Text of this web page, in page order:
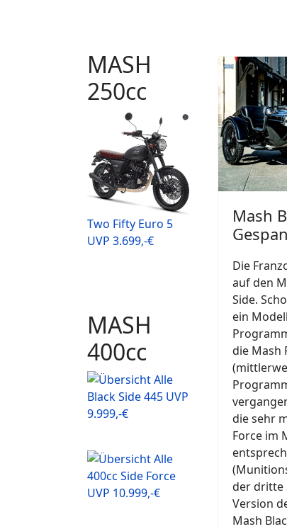
MASH
250cc
Two Fifty Euro 5
UVP 3.699,-€
MASH
400cc
Black Side 445 UVP
9.999,-€
400cc Side Force
UVP 10.999,-€
Mash
Die
auf den
Side.
ein
die Mash
die sehr
Force im
der dritte
Version
Mash